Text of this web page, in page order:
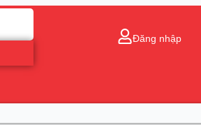
Đăng nhập